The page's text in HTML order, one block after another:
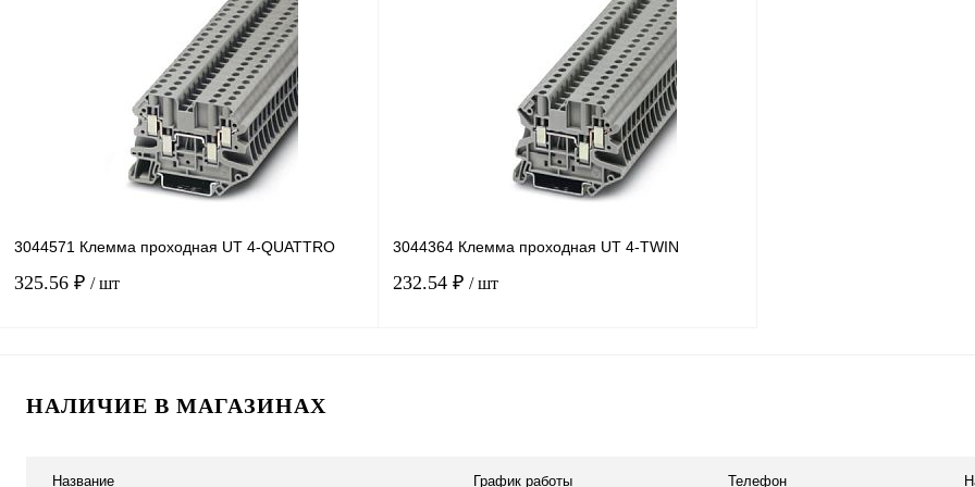
Сравнение
наличии
Сравнение
наличии
3044571 Клемма проходная UT 4-QUATTRO
325.56 ₽ / шт
3044364 Клемма проходная UT 4-TWIN
232.54 ₽ / шт
НАЛИЧИЕ В МАГАЗИНАХ
Название График работы Телефон